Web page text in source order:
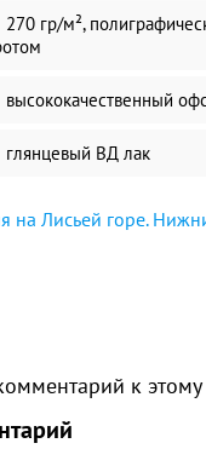
270 гр/м²,
высококачественный
глянцевый ВД лак
на Лисьей горе.
к этому